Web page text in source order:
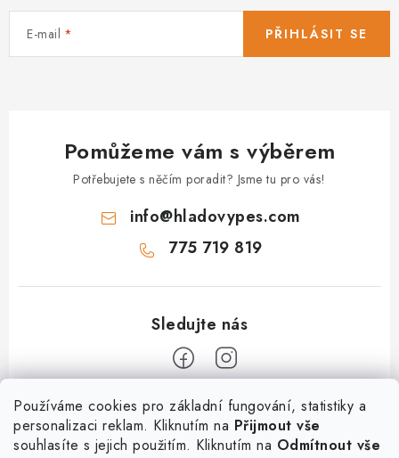
Používáme cookies pro základní fungování, statistiky a
personalizaci reklam. Kliknutím na Přijmout vše
souhlasíte s jejich použitím. Kliknutím na Odmítnout vše
E-mail PŘIHLÁSIT SE
Pomůžeme vám s výběrem
Potřebujete s něčím poradit? Jsme tu pro vás!
info@hladovypes.com
775 719 819
Informace